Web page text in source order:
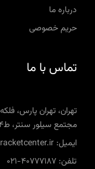
درباره ما
حریم خصوصی
تماس با ما
مجتمع سیلور سنتر، ط4 واحد 402
ایمیل: info@racketcenter.ir
تلفن: 40777187-021